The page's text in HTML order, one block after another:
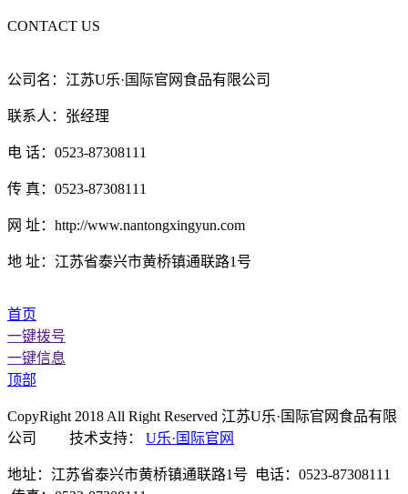
CONTACT US
公司名：江苏U乐·国际官网食品有限公司
联系人：张经理
电 话：0523-87308111
传 真：0523-87308111
网 址：http://www.nantongxingyun.com
地 址：江苏省泰兴市黄桥镇通联路1号
首页
一键拨号
一键信息
顶部
CopyRight 2018 All Right Reserved 江苏U乐·国际官网食品有限
公司 技术支持： U乐·国际官网
地址：江苏省泰兴市黄桥镇通联路1号 电话：0523-87308111